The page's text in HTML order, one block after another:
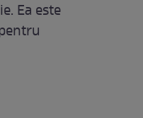
Ea este